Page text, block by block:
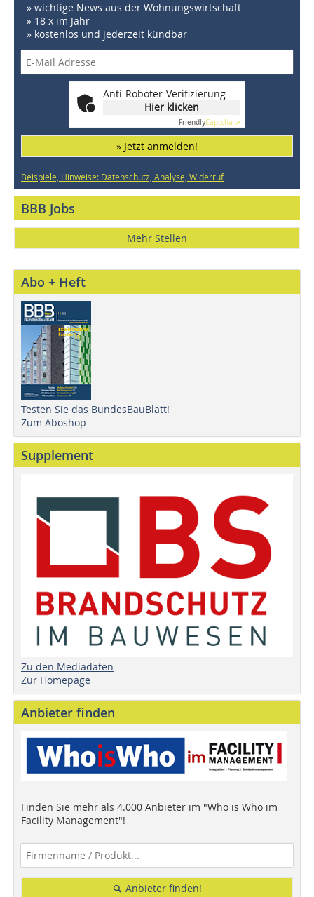
» wichtige News aus der Wohnungswirtschaft
» 18 x im Jahr
» kostenlos und jederzeit kündbar
Anti-Roboter-Verifizierung
Hier klicken
FriendlyCaptcha ⇗
» Jetzt anmelden!
Beispiele, Hinweise: Datenschutz, Analyse, Widerruf
BBB Jobs
Mehr Stellen
Abo + Heft
Testen Sie das BundesBauBlatt!
Zum Aboshop
Supplement
Zu den Mediadaten
Zur Homepage
Anbieter finden
Finden Sie mehr als 4.000 Anbieter im "Who is Who im
Facility Management"!
Anbieter finden!